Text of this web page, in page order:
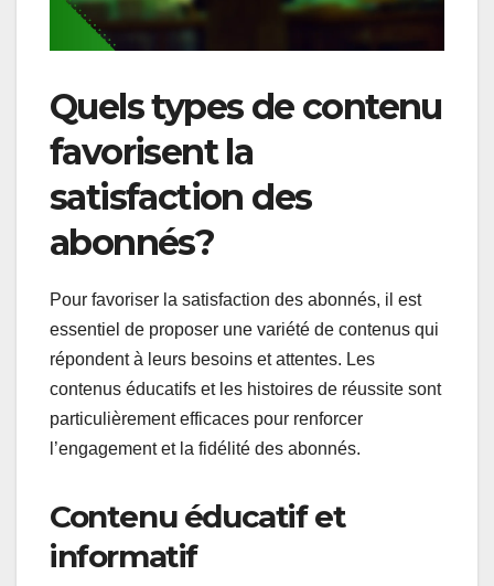
Quels types de contenu
favorisent la
satisfaction des
abonnés?
Pour favoriser la satisfaction des abonnés, il est
essentiel de proposer une variété de contenus qui
répondent à leurs besoins et attentes. Les
contenus éducatifs et les histoires de réussite sont
particulièrement efficaces pour renforcer
l’engagement et la fidélité des abonnés.
Contenu éducatif et
informatif